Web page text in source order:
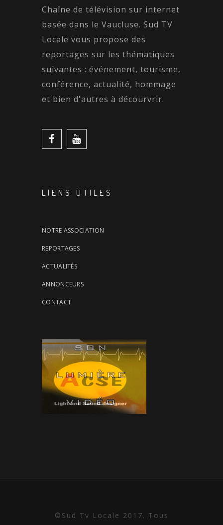
Chaîne de télévision sur internet
basée dans le Vaucluse. Sud TV
Locale vous propose des
reportages sur les thématiques
suivantes : événement, tourisme,
conférence, actualité, hommage
et bien d'autres à décourvrir.
LIENS UTILES
NOTRE ASSOCIATION
REPORTAGES
ACTUALITÉS
ANNONCEURS
CONTACT
©Sud Tv Locale 2017. Tous